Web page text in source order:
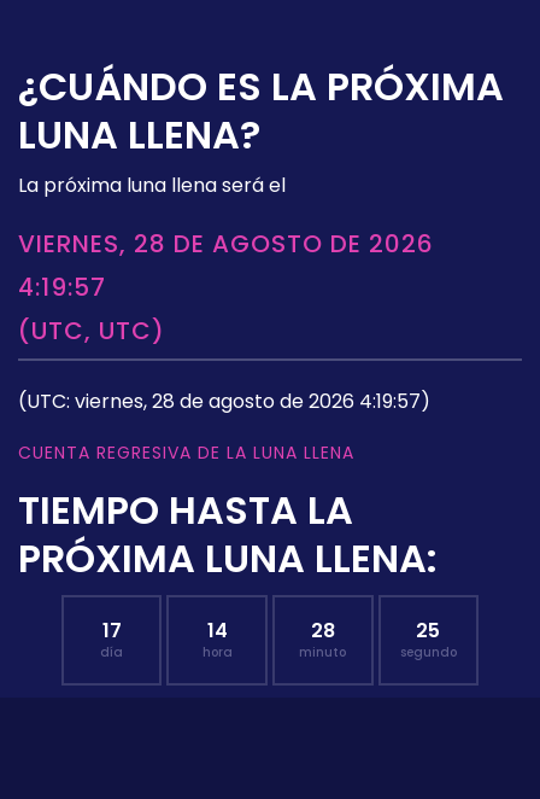
¿CUÁNDO ES LA PRÓXIMA
LUNA LLENA?
La próxima luna llena será el
VIERNES, 28 DE AGOSTO DE 2026
4:19:57
(UTC, UTC)
(UTC: viernes, 28 de agosto de 2026 4:19:57)
CUENTA REGRESIVA DE LA LUNA LLENA
TIEMPO HASTA LA
PRÓXIMA LUNA LLENA:
17
día
14
hora
28
minuto
24
segundo